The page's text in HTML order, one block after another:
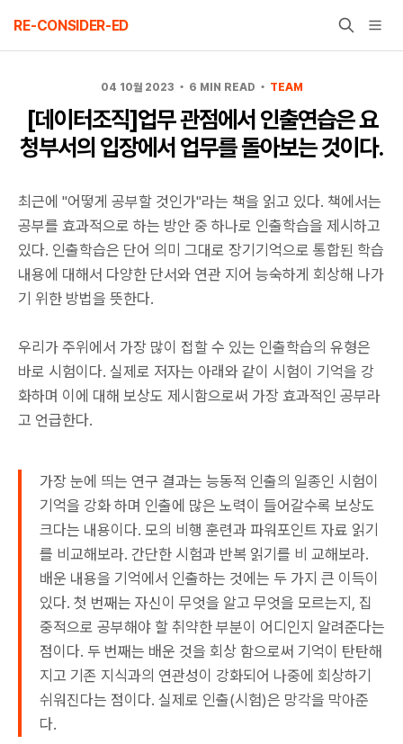
Skip
RE-CONSIDER-ED
04 10월 2023 6 MIN READ TEAM
[데이터조직]업무 관점에서 인출연습은 요
청부서의 입장에서 업무를 돌아보는 것이다.
최근에 "어떻게 공부할 것인가"라는 책을 읽고 있다. 책에서는
공부를 효과적으로 하는 방안 중 하나로 인출학습을 제시하고
있다. 인출학습은 단어 의미 그대로 장기기억으로 통합된 학습
내용에 대해서 다양한 단서와 연관 지어 능숙하게 회상해 나가
기 위한 방법을 뜻한다.
우리가 주위에서 가장 많이 접할 수 있는 인출학습의 유형은
바로 시험이다. 실제로 저자는 아래와 같이 시험이 기억을 강
화하며 이에 대해 보상도 제시함으로써 가장 효과적인 공부라
고 언급한다.
가장 눈에 띄는 연구 결과는 능동적 인출의 일종인 시험이
기억을 강화 하며 인출에 많은 노력이 들어갈수록 보상도
크다는 내용이다. 모의 비행 훈련과 파워포인트 자료 읽기
를 비교해보라. 간단한 시험과 반복 읽기를 비 교해보라.
배운 내용을 기억에서 인출하는 것에는 두 가지 큰 이득이
있다. 첫 번째는 자신이 무엇을 알고 무엇을 모르는지, 집
중적으로 공부해야 할 취약한 부분이 어디인지 알려준다는
점이다. 두 번째는 배운 것을 회상 함으로써 기억이 탄탄해
지고 기존 지식과의 연관성이 강화되어 나중에 회상하기
쉬워진다는 점이다. 실제로 인출(시험)은 망각을 막아준
다.